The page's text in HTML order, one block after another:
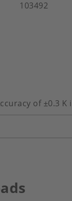
103492
of ±0.3 K